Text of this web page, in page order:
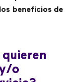
beneficios de
o